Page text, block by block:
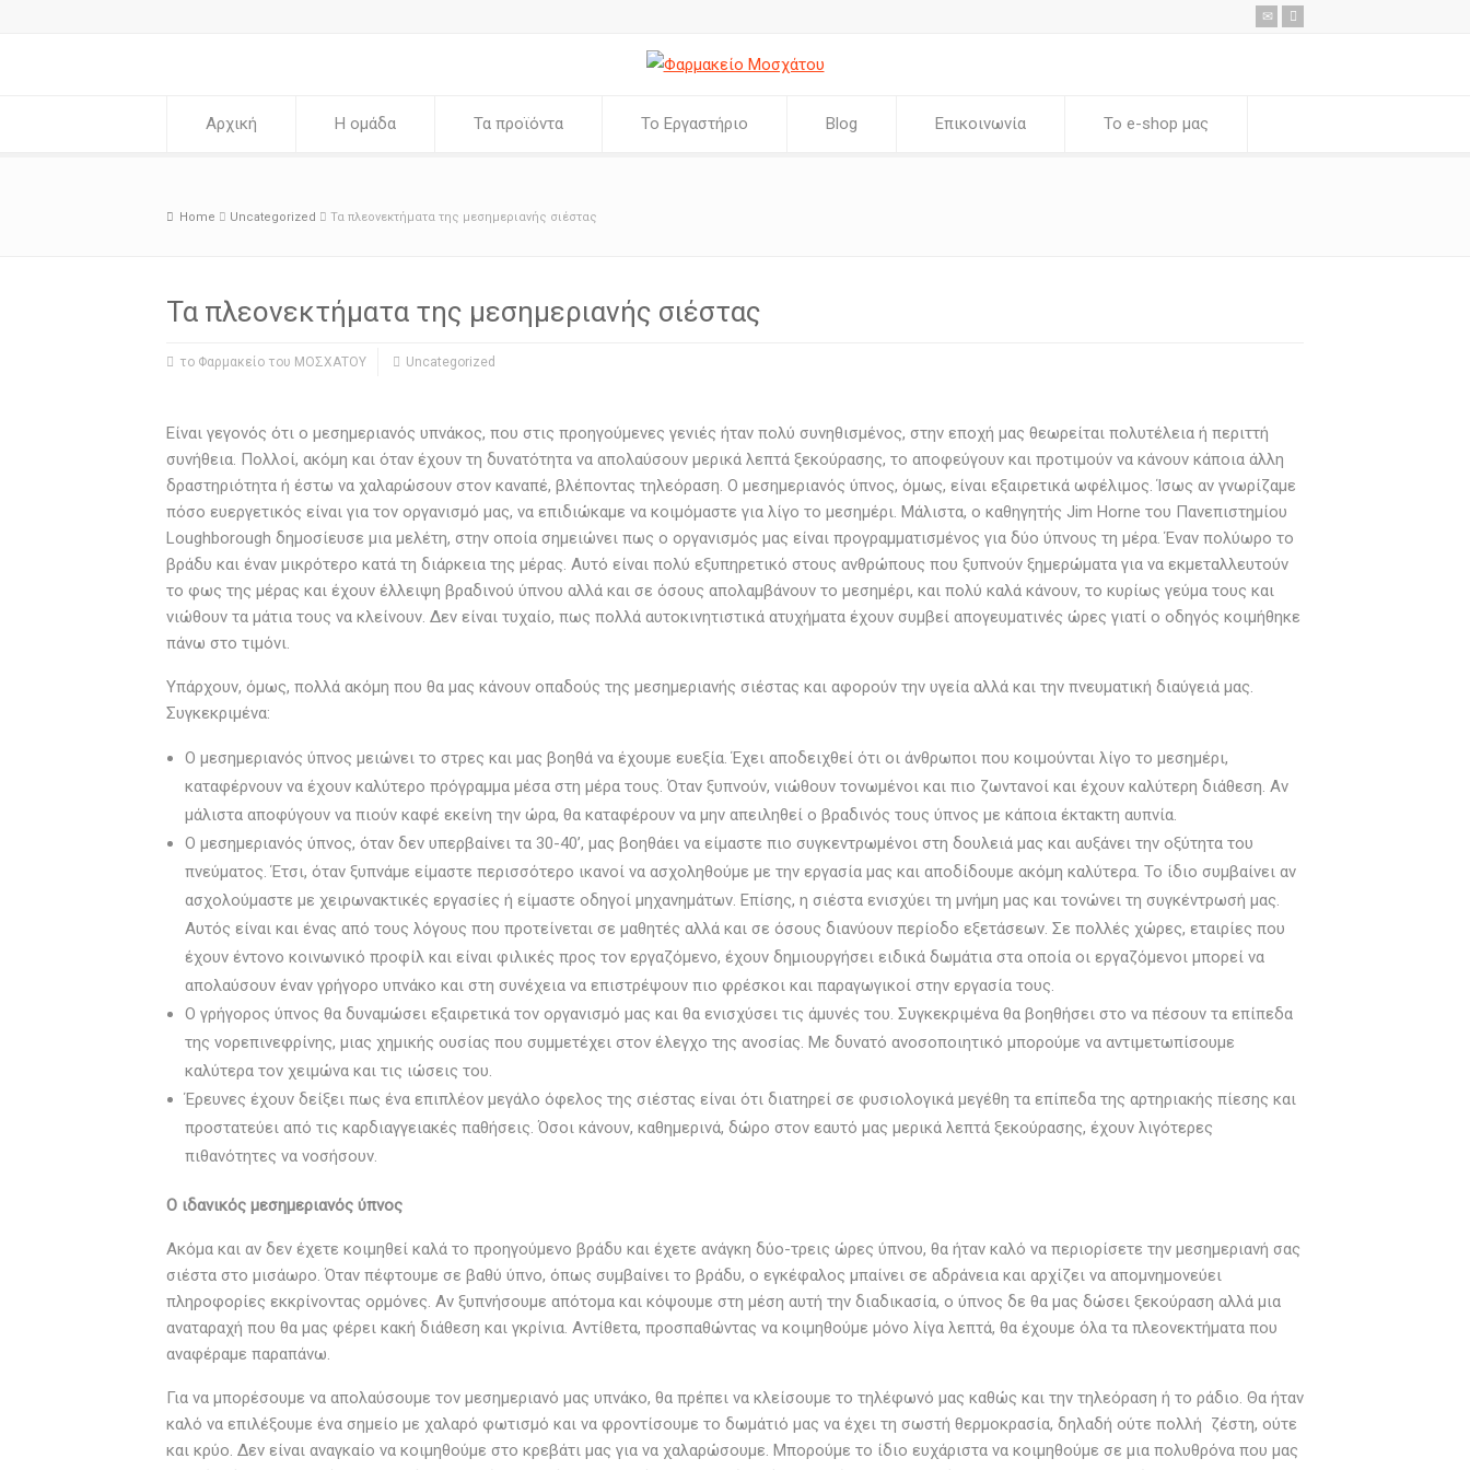
Αρχική Η ομάδα Τα προϊόντα Το Εργαστήριο Blog Επικοινωνία Το e-shop μας
Home Uncategorized Τα πλεονεκτήματα της μεσημεριανής σιέστας
Τα πλεονεκτήματα της μεσημεριανής σιέστας
το Φαρμακείο του ΜΟΣΧΑΤΟΥ Uncategorized
Είναι γεγονός ότι ο μεσημεριανός υπνάκος, που στις προηγούμενες γενιές ήταν πολύ συνηθισμένος, στην εποχή μας θεωρείται πολυτέλεια ή περιττή
συνήθεια. Πολλοί, ακόμη και όταν έχουν τη δυνατότητα να απολαύσουν μερικά λεπτά ξεκούρασης, το αποφεύγουν και προτιμούν να κάνουν κάποια άλλη
δραστηριότητα ή έστω να χαλαρώσουν στον καναπέ, βλέποντας τηλεόραση. Ο μεσημεριανός ύπνος, όμως, είναι εξαιρετικά ωφέλιμος. Ίσως αν γνωρίζαμε
πόσο ευεργετικός είναι για τον οργανισμό μας, να επιδιώκαμε να κοιμόμαστε για λίγο το μεσημέρι. Μάλιστα, ο καθηγητής Jim Horne του Πανεπιστημίου
Loughborough δημοσίευσε μια μελέτη, στην οποία σημειώνει πως ο οργανισμός μας είναι προγραμματισμένος για δύο ύπνους τη μέρα. Έναν πολύωρο το
βράδυ και έναν μικρότερο κατά τη διάρκεια της μέρας. Αυτό είναι πολύ εξυπηρετικό στους ανθρώπους που ξυπνούν ξημερώματα για να εκμεταλλευτούν
το φως της μέρας και έχουν έλλειψη βραδινού ύπνου αλλά και σε όσους απολαμβάνουν το μεσημέρι, και πολύ καλά κάνουν, το κυρίως γεύμα τους και
νιώθουν τα μάτια τους να κλείνουν. Δεν είναι τυχαίο, πως πολλά αυτοκινητιστικά ατυχήματα έχουν συμβεί απογευματινές ώρες γιατί ο οδηγός κοιμήθηκε
πάνω στο τιμόνι.
Υπάρχουν, όμως, πολλά ακόμη που θα μας κάνουν οπαδούς της μεσημεριανής σιέστας και αφορούν την υγεία αλλά και την πνευματική διαύγειά μας.
Συγκεκριμένα:
Ο μεσημεριανός ύπνος μειώνει το στρες και μας βοηθά να έχουμε ευεξία. Έχει αποδειχθεί ότι οι άνθρωποι που κοιμούνται λίγο το μεσημέρι,
καταφέρνουν να έχουν καλύτερο πρόγραμμα μέσα στη μέρα τους. Όταν ξυπνούν, νιώθουν τονωμένοι και πιο ζωντανοί και έχουν καλύτερη διάθεση. Αν
μάλιστα αποφύγουν να πιούν καφέ εκείνη την ώρα, θα καταφέρουν να μην απειληθεί ο βραδινός τους ύπνος με κάποια έκτακτη αυπνία.
Ο μεσημεριανός ύπνος, όταν δεν υπερβαίνει τα 30-40’, μας βοηθάει να είμαστε πιο συγκεντρωμένοι στη δουλειά μας και αυξάνει την οξύτητα του
πνεύματος. Έτσι, όταν ξυπνάμε είμαστε περισσότερο ικανοί να ασχοληθούμε με την εργασία μας και αποδίδουμε ακόμη καλύτερα. Το ίδιο συμβαίνει αν
ασχολούμαστε με χειρωνακτικές εργασίες ή είμαστε οδηγοί μηχανημάτων. Επίσης, η σιέστα ενισχύει τη μνήμη μας και τονώνει τη συγκέντρωσή μας.
Αυτός είναι και ένας από τους λόγους που προτείνεται σε μαθητές αλλά και σε όσους διανύουν περίοδο εξετάσεων. Σε πολλές χώρες, εταιρίες που
έχουν έντονο κοινωνικό προφίλ και είναι φιλικές προς τον εργαζόμενο, έχουν δημιουργήσει ειδικά δωμάτια στα οποία οι εργαζόμενοι μπορεί να
απολαύσουν έναν γρήγορο υπνάκο και στη συνέχεια να επιστρέψουν πιο φρέσκοι και παραγωγικοί στην εργασία τους.
Ο γρήγορος ύπνος θα δυναμώσει εξαιρετικά τον οργανισμό μας και θα ενισχύσει τις άμυνές του. Συγκεκριμένα θα βοηθήσει στο να πέσουν τα επίπεδα
της νορεπινεφρίνης, μιας χημικής ουσίας που συμμετέχει στον έλεγχο της ανοσίας. Με δυνατό ανοσοποιητικό μπορούμε να αντιμετωπίσουμε
καλύτερα τον χειμώνα και τις ιώσεις του.
Έρευνες έχουν δείξει πως ένα επιπλέον μεγάλο όφελος της σιέστας είναι ότι διατηρεί σε φυσιολογικά μεγέθη τα επίπεδα της αρτηριακής πίεσης και
προστατεύει από τις καρδιαγγειακές παθήσεις. Όσοι κάνουν, καθημερινά, δώρο στον εαυτό μας μερικά λεπτά ξεκούρασης, έχουν λιγότερες
πιθανότητες να νοσήσουν.
Ο ιδανικός μεσημεριανός ύπνος
Ακόμα και αν δεν έχετε κοιμηθεί καλά το προηγούμενο βράδυ και έχετε ανάγκη δύο-τρεις ώρες ύπνου, θα ήταν καλό να περιορίσετε την μεσημεριανή σας
σιέστα στο μισάωρο. Όταν πέφτουμε σε βαθύ ύπνο, όπως συμβαίνει το βράδυ, ο εγκέφαλος μπαίνει σε αδράνεια και αρχίζει να απομνημονεύει
πληροφορίες εκκρίνοντας ορμόνες. Αν ξυπνήσουμε απότομα και κόψουμε στη μέση αυτή την διαδικασία, ο ύπνος δε θα μας δώσει ξεκούραση αλλά μια
αναταραχή που θα μας φέρει κακή διάθεση και γκρίνια. Αντίθετα, προσπαθώντας να κοιμηθούμε μόνο λίγα λεπτά, θα έχουμε όλα τα πλεονεκτήματα που
αναφέραμε παραπάνω.
Για να μπορέσουμε να απολαύσουμε τον μεσημεριανό μας υπνάκο, θα πρέπει να κλείσουμε το τηλέφωνό μας καθώς και την τηλεόραση ή το ράδιο. Θα ήταν
καλό να επιλέξουμε ένα σημείο με χαλαρό φωτισμό και να φροντίσουμε το δωμάτιό μας να έχει τη σωστή θερμοκρασία, δηλαδή ούτε πολλή ζέστη, ούτε
και κρύο. Δεν είναι αναγκαίο να κοιμηθούμε στο κρεβάτι μας για να χαλαρώσουμε. Μπορούμε το ίδιο ευχάριστα να κοιμηθούμε σε μια πολυθρόνα που μας